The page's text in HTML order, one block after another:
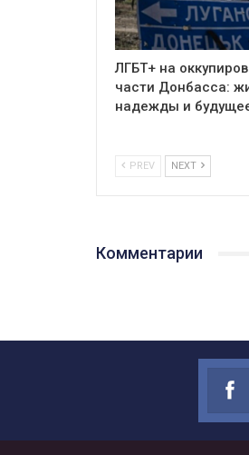
ЛГБТ+ на
части Донбасса:
надежды и
PREV NEXT
Комментарии